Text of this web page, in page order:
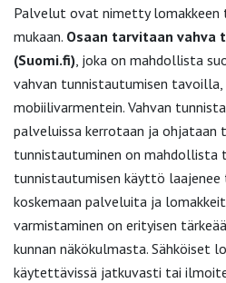
Palvelut ovat nimetty lomakkeen
mukaan. Osaan tarvitaan vahva
(Suomi.fi), joka on mahdollista
vahvan tunnistautumisen tavoilla,
mobiilivarmentein. Vahvan
palveluissa kerrotaan ja ohjataan
tunnistautuminen on mahdollista
tunnistautumisen käyttö laajenee
koskemaan palveluita ja
varmistaminen on erityisen
kunnan näkökulmasta. Sähköiset
käytettävissä jatkuvasti tai